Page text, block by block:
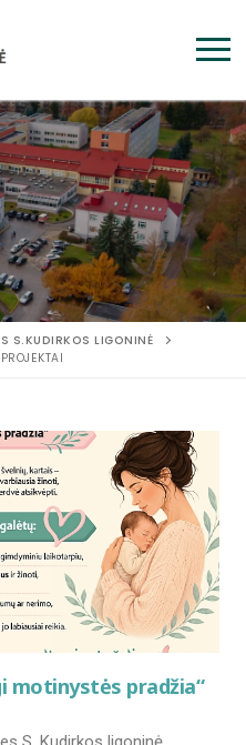
S.KUDIRKOS LIGONINĖ
PROJEKTAI
motinystės pradžia“